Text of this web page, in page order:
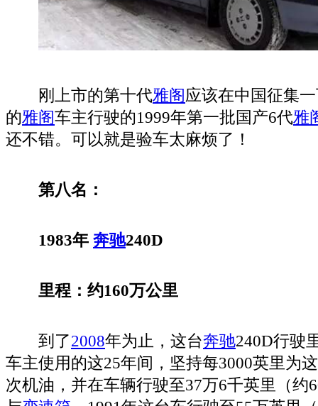
刚上市的第十代雅阁应该在中国征集
的雅阁车主行驶的1999年第一批国产6代雅
还不错。可以就是验车太麻烦了！
第八名：
1983年 奔驰240D
里程：约160万公里
到了2008年为止，这台奔驰240D行驶
车主使用的这25年间，坚持每3000英里为
次机油，并在车辆行驶至37万6千英里（约